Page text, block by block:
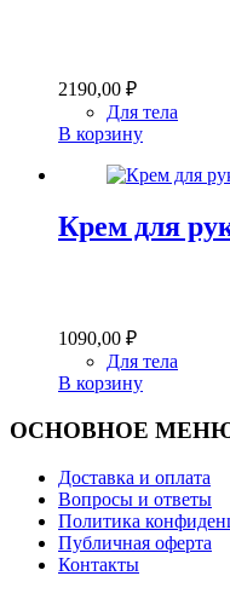
2190,00 ₽
Для тела
В корзину
Крем для
1090,00 ₽
Для тела
В корзину
ОСНОВНОЕ
Доставка и оплата
Вопросы и ответы
Политика
Публичная оферта
Контакты